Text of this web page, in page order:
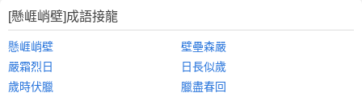
[懸崕峭壁]成語接龍
懸崕峭壁
壁壘森嚴
嚴霜烈日
日長似歲
歲時伏臘
臘盡春回